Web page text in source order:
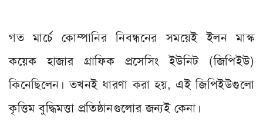
গত মার্চে কোম্পানির নিবন্ধনের সময়েই ইলন মাস্ক
কয়েক হাজার গ্রাফিক প্রসেসিং ইউনিট (জিপিইউ)
কিনেছিলেন। তখনই ধারণা করা হয়, এই জিপিইউগুলো
কৃত্তিম বুদ্ধিমত্তা প্রতিষ্ঠানগুলোর জন্যই কেনা।